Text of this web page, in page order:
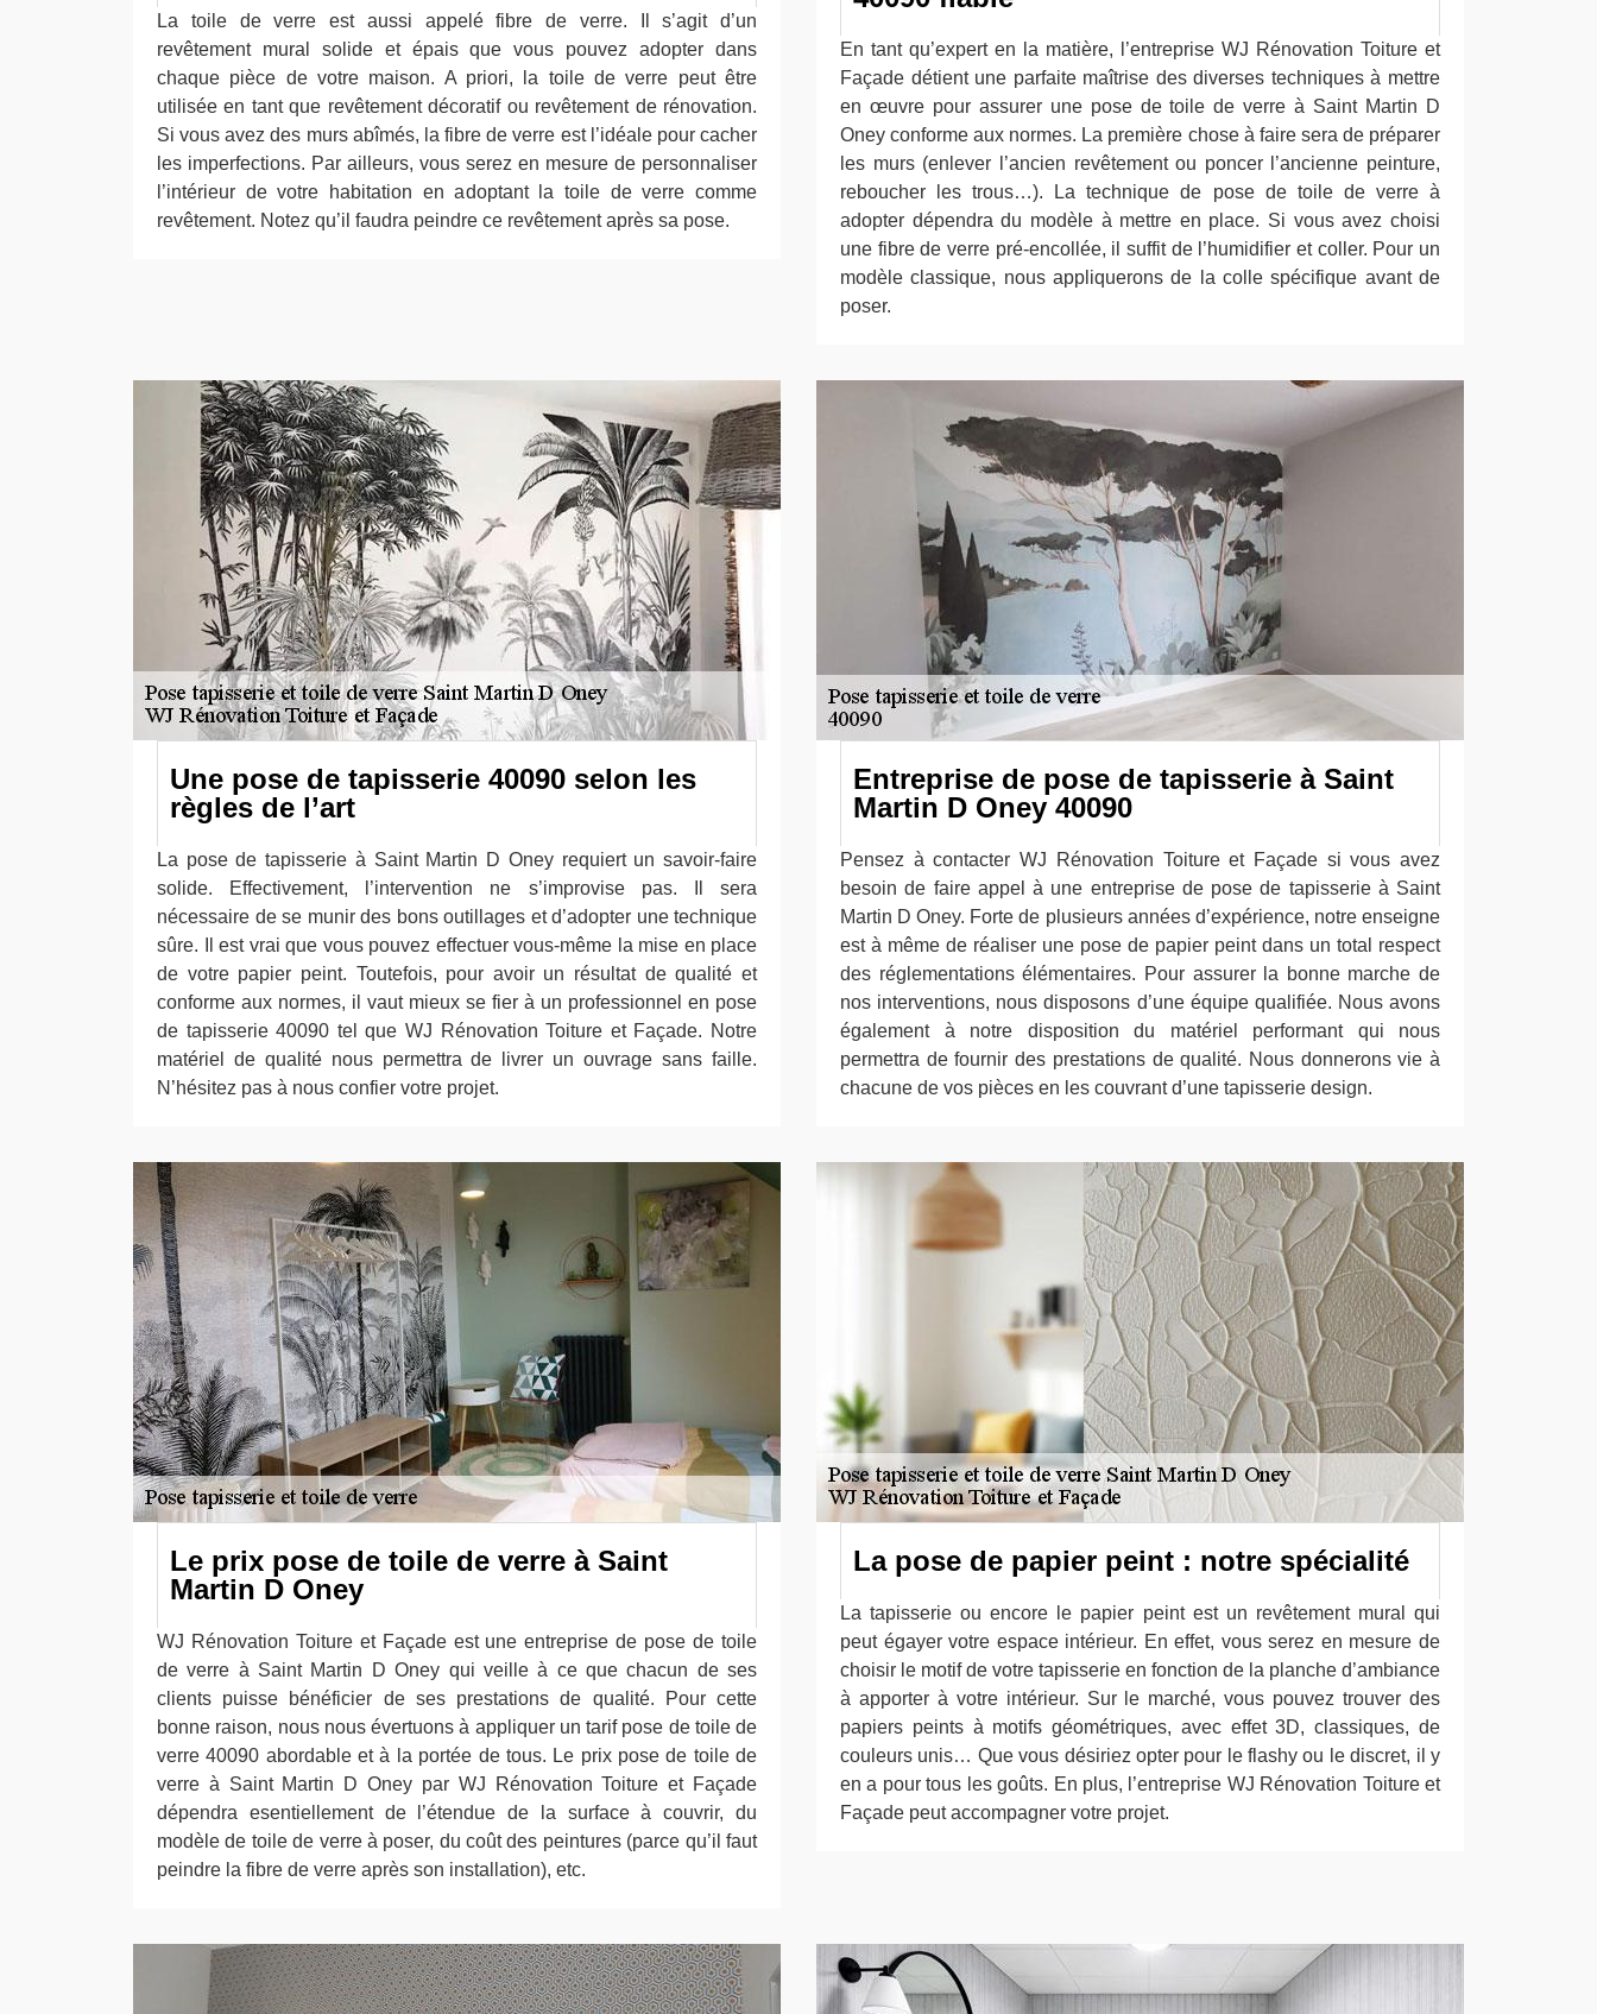
La toile de verre est aussi appelé fibre de verre. Il s’agit d’un
revêtement mural solide et épais que vous pouvez adopter dans
chaque pièce de votre maison. A priori, la toile de verre peut être
utilisée en tant que revêtement décoratif ou revêtement de rénovation.
Si vous avez des murs abîmés, la fibre de verre est l’idéale pour cacher
les imperfections. Par ailleurs, vous serez en mesure de personnaliser
l’intérieur de votre habitation en adoptant la toile de verre comme
revêtement. Notez qu’il faudra peindre ce revêtement après sa pose.
En tant qu’expert en la matière, l’entreprise WJ Rénovation Toiture et
Façade détient une parfaite maîtrise des diverses techniques à mettre
en œuvre pour assurer une pose de toile de verre à Saint Martin D
Oney conforme aux normes. La première chose à faire sera de préparer
les murs (enlever l’ancien revêtement ou poncer l’ancienne peinture,
reboucher les trous…). La technique de pose de toile de verre à
adopter dépendra du modèle à mettre en place. Si vous avez choisi
une fibre de verre pré-encollée, il suffit de l’humidifier et coller. Pour un
modèle classique, nous appliquerons de la colle spécifique avant de
poser.
Une pose de tapisserie 40090 selon les
règles de l’art
La pose de tapisserie à Saint Martin D Oney requiert un savoir-faire
solide. Effectivement, l’intervention ne s’improvise pas. Il sera
nécessaire de se munir des bons outillages et d’adopter une technique
sûre. Il est vrai que vous pouvez effectuer vous-même la mise en place
de votre papier peint. Toutefois, pour avoir un résultat de qualité et
conforme aux normes, il vaut mieux se fier à un professionnel en pose
de tapisserie 40090 tel que WJ Rénovation Toiture et Façade. Notre
matériel de qualité nous permettra de livrer un ouvrage sans faille.
N’hésitez pas à nous confier votre projet.
Entreprise de pose de tapisserie à Saint
Martin D Oney 40090
Pensez à contacter WJ Rénovation Toiture et Façade si vous avez
besoin de faire appel à une entreprise de pose de tapisserie à Saint
Martin D Oney. Forte de plusieurs années d’expérience, notre enseigne
est à même de réaliser une pose de papier peint dans un total respect
des réglementations élémentaires. Pour assurer la bonne marche de
nos interventions, nous disposons d’une équipe qualifiée. Nous avons
également à notre disposition du matériel performant qui nous
permettra de fournir des prestations de qualité. Nous donnerons vie à
chacune de vos pièces en les couvrant d’une tapisserie design.
Le prix pose de toile de verre à Saint
Martin D Oney
WJ Rénovation Toiture et Façade est une entreprise de pose de toile
de verre à Saint Martin D Oney qui veille à ce que chacun de ses
clients puisse bénéficier de ses prestations de qualité. Pour cette
bonne raison, nous nous évertuons à appliquer un tarif pose de toile de
verre 40090 abordable et à la portée de tous. Le prix pose de toile de
verre à Saint Martin D Oney par WJ Rénovation Toiture et Façade
dépendra esentiellement de l’étendue de la surface à couvrir, du
modèle de toile de verre à poser, du coût des peintures (parce qu’il faut
peindre la fibre de verre après son installation), etc.
La pose de papier peint : notre spécialité
La tapisserie ou encore le papier peint est un revêtement mural qui
peut égayer votre espace intérieur. En effet, vous serez en mesure de
choisir le motif de votre tapisserie en fonction de la planche d’ambiance
à apporter à votre intérieur. Sur le marché, vous pouvez trouver des
papiers peints à motifs géométriques, avec effet 3D, classiques, de
couleurs unis… Que vous désiriez opter pour le flashy ou le discret, il y
en a pour tous les goûts. En plus, l’entreprise WJ Rénovation Toiture et
Façade peut accompagner votre projet.